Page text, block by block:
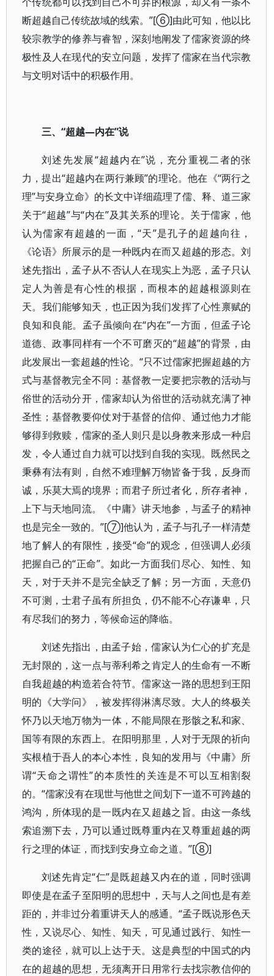
断超越自己传统故域的线索。”[⑥]由此可知，他以比
较宗教学的修养与睿智，深刻地阐发了儒家资源的终
极性及人在现代的安立问题，发挥了儒家在当代宗教
与文明对话中的积极作用。
三、“超越—内在”说
刘述先发展“超越内在”说，充分重视二者的张
力，提出“超越内在两行兼顾”的理论。他在《“两行之
理”与安身立命》的长文中详细疏理了儒、释、道三家
关于“超越”与“内在”及其关系的理论。关于儒家，他
认为儒家有超越的一面，“天”是孔子的超越向往，
《论语》所展示的是一种既内在而又超越的形态。刘
述先指出，孟子从不否认人在现实上为恶，孟子只认
定人为善是有心性的根据，而根本的超越根源则在
天。我们能够知天，也正因为我们发挥了心性禀赋的
良知和良能。孟子虽倾向在“内在”一方面，但孟子论
道德、政事同样有一个不可磨灭的“超越”的背景，由
此发展出一套超越的性论。“只不过儒家把握超越的方
式与基督教完全不同：基督教一定要把宗教的活动与
俗世的活动分开，儒家却认为俗世的活动就充满了神
圣性；基督教要仰仗对于基督的信仰、通过他力才能
够得到救赎，儒家的圣人则只是以身教来形成一种启
发，令人通过自力就可以找到自我的实现。既然民之
秉彝有法有则，自然不难理解万物皆备于我，反身而
诚，乐莫大焉的境界；而君子所过者化，所存者神，
上下与天地同流。《中庸》讲天地参，与孟子的精神
也是完全一致的。”[⑦]他认为，孟子与孔子一样清楚
地了解人的有限性，接受“命”的观念，但强调人必须
把握自己的“正命”。如此一方面我们尽心、知性、知
天，对于天并不是完全缺乏了解；另一方面，天意仍
不可测，士君子虽有所担负，仍不能不心存谦卑，只
有尽我们的努力，等候命运的降临。
刘述先指出，由孟子始，儒家认为仁心的扩充是
无封限的，这一点与蒂利希之肯定人的生命有一不断
自我超越的构造若合符节。儒家这一路的思想到王阳
明的《大学问》，被发挥得淋漓尽致。大人的终极关
怀乃以天地万物为一体，不能局限在形骸之私和家、
国等有限的东西上。在阳明那里，人对于无限的祈向
实根植于吾人的本心本性，良知的发用与《中庸》所
谓“天命之谓性”的本质性的关连是不可以互相割裂
的。“儒家没有在现世与他世之间划下一道不可跨越的
鸿沟，所体现的是一既内在又超越之旨。由这一条线
索追溯下去，乃可以通过既尊重内在又尊重超越的两
行之理的体证，而找到安身立命之道。”[⑧]
刘述先肯定“仁”是既超越又内在的道，同时强调
即使是在孟子至阳明的思想中，天与人之间也是有差
距的，并非过分着重讲天人的感通。“孟子既说形色天
性，又说尽心、知性、知天，可见通过践行、知性一
类的途径，就可以上达于天。这是典型的中国式的内
在的超越的思想，无须离开日用常行去找宗教信仰的